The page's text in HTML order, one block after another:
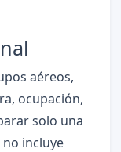
aéreos,
ocupación,
solo una
incluye